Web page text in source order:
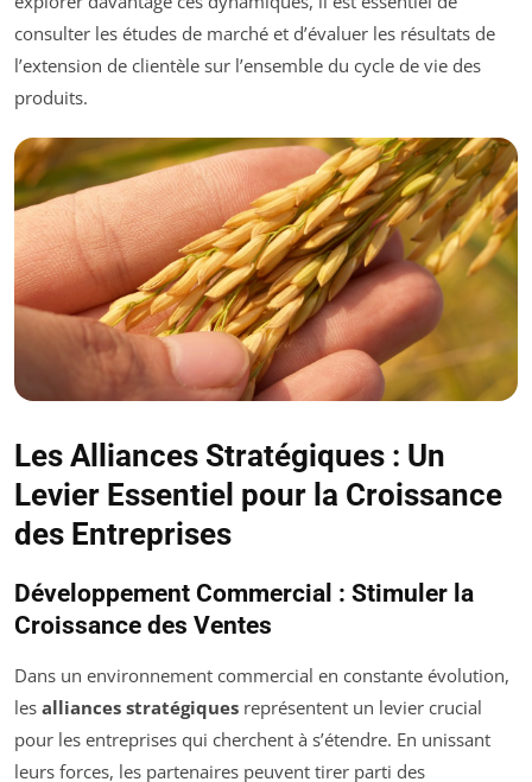
consulter les études de marché et d’évaluer les résultats de
l’extension de clientèle sur l’ensemble du cycle de vie des
produits.
Les Alliances Stratégiques : Un
Levier Essentiel pour la Croissance
des Entreprises
Développement Commercial : Stimuler la
Croissance des Ventes
Dans un environnement commercial en constante évolution,
les alliances stratégiques représentent un levier crucial
pour les entreprises qui cherchent à s’étendre. En unissant
leurs forces, les partenaires peuvent tirer parti des